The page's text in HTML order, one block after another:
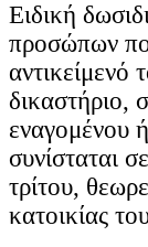
Ειδική
προσώπων
αντικείμενό
δικαστήριο,
εναγομένου
συνίσταται
τρίτου,
κατοικίας